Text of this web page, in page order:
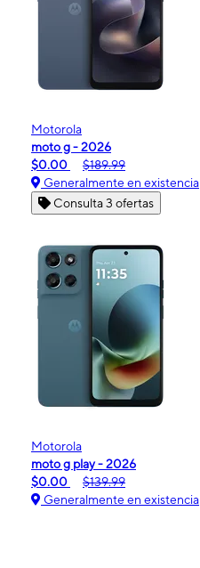
Motorola
moto g - 2026
$0.00
$189.99
Generalmente en existencia
Consulta 3 ofertas
Motorola
moto g play - 2026
$0.00
$139.99
Generalmente en existencia